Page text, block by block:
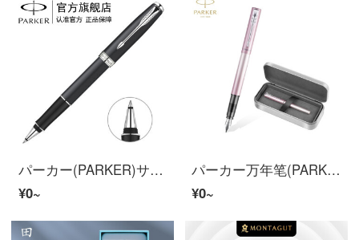
パーカー(PARKER)サインペンビジネスオフィスプレゼント男女誕生日プレゼント学生練字卓爾磨砂黒棒白夹宝珠笔前売り
¥0~
パーカー万年笔(PARKER)パーカー威雅XLインクギフトボックスサインペンビジネスギフト学生万年笔练字诞生日父の日プレゼントペン无料刻字威雅XL桜粉墨水笔ギフトボックス
¥0~